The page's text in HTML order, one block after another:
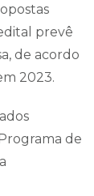
prevê
de acordo
2023.
de